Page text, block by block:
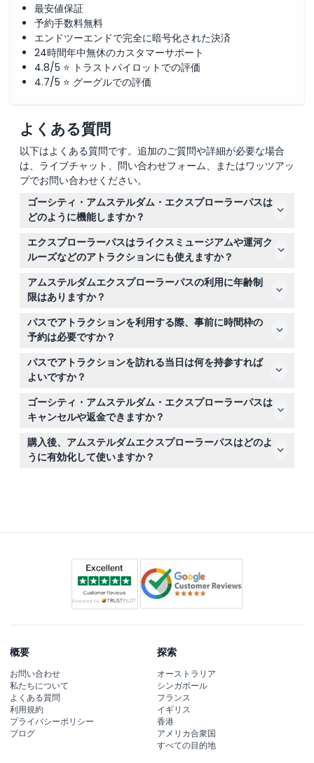
最安値保証
予約手数料無料
エンドツーエンドで完全に暗号化された決済
24時間年中無休のカスタマーサポート
4.8/5 ⭐ トラストパイロットでの評価
4.7/5 ⭐ グーグルでの評価
よくある質問
以下はよくある質問です。追加のご質問や詳細が必要な場合
は、ライブチャット、問い合わせフォーム、またはワッツアッ
プでお問い合わせください。
ゴーシティ・アムステルダム・エクスプローラーパスは
どのように機能しますか？
45以上のオプションから3～7つのアトラクションを選
び、デジタルパスを使って入場します。パスは初回利用時
に有効化され、30日間有効で、自分のペースでアムステ
ルダムを探索できます。
エクスプローラーパスはライクスミュージアムや運河ク
ルーズなどのアトラクションにも使えますか？
はい、パスにはライクスミュージアム、ハイネケンエクス
ペリエンス、エーダムルックアウト、運河クルーズなどの
人気スポットが含まれており、1つのデジタルパスでアク
セスできます。
アムステルダムエクスプローラーパスの利用に年齢制
限はありますか？
参加者は3歳以上で、13歳以上の子供は大人料金が適用さ
れるため、家族連れや一人旅にも適しています。
パスでアトラクションを利用する際、事前に時間枠の
予約は必要ですか？
一部のアトラクションでは事前予約や時間帯の指定が必要
な場合がありますので、このウェブサイトでオンライン予
約時に各アトラクションの詳細を確認してください。
パスでアトラクションを訪れる当日は何を持参すれば
よいですか？
スマートフォンのデジタルパスか印刷したコピーを持参す
れば、各アトラクションで迅速にチケット不要で入場でき
ます。
ゴーシティ・アムステルダム・エクスプローラーパスは
キャンセルや返金できますか？
いいえ、チケットは返金不可でキャンセルもできませんの
で、ご旅行の予定が確定してから予約してください。
購入後、アムステルダムエクスプローラーパスはどのよ
うに有効化して使いますか？
概要
お問い合わせ
私たちについて
よくある質問
利用規約
プライバシーポリシー
ブログ
探索
オーストラリア
シンガポール
フランス
イギリス
香港
アメリカ合衆国
すべての目的地